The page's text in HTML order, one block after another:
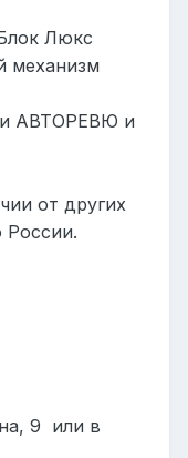
Люкс
механизм
АВТОРЕВЮ и
от других
России.
9 или в